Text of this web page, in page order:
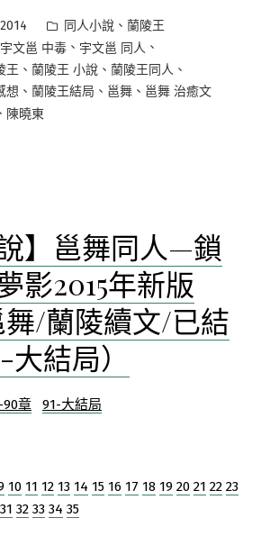
分
類:
同人小說 、 蘭陵王
宇文邕 中毒 、 宇文邕 同人 、
王 、 蘭陵王 小說 、 蘭陵王同人 、
想 、 蘭陵王結局 、 邕舞 、 邕舞 治癒文
陳曉東
說】邕舞同人—鎖
影2015年新版
舞/蘭陵續文/已結
結局）
90章 91-大結局
10 11 12 13 14 15 16 17 18 19 20 21 22 23
31 32 33 34 35